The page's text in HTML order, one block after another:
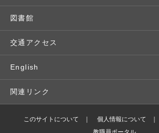
広報・公聴
パンフレット・資料請求
入学予定者の皆さま
教職課程
教員紹介
学修支援の体制
大学周辺マップ
学生寮
学生支援制度
奨学金・特待生（在学生向け）
公務員試験対策
就職実績
社会で活躍する卒業生
生涯学習
科目等履修生
社会人・シニア入学
施設・設備の貸し出し
研究者・研究分野
人文社会科学研究所
情報メディア研究所
研究論文
出版物
図書館
交通アクセス
English
関連リンク
バドミントン部ブログ
このサイトについて 個人情報について